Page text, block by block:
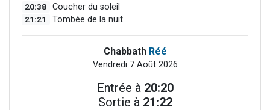
20:38 Coucher du soleil
21:21 Tombée de la nuit
Chabbath Réé
Vendredi 7 Août 2026
Entrée à 20:20
Sortie à 21:22